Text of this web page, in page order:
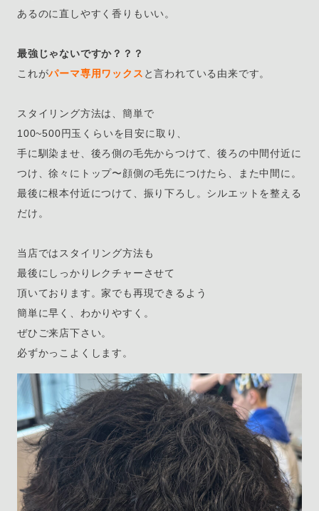
あるのに直しやすく香りもいい。
最強じゃないですか？？？
これがパーマ専用ワックス と言われている由来です。
スタイリング方法は、簡単で
100~500円玉くらいを目安に取り、
手に馴染ませ、後ろ側の毛先からつけて、後ろの中間付近に
つけ、徐々にトップ〜顔側の毛先につけたら、また中間に。
最後に根本付近につけて、振り下ろし。シルエットを整える
だけ。
当店ではスタイリング方法も
最後にしっかりレクチャーさせて
頂いております。家でも再現できるよう
簡単に早く、わかりやすく。
ぜひご来店下さい。
必ずかっこよくします。